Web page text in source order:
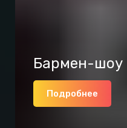
Бармен-шоу
Подробнее